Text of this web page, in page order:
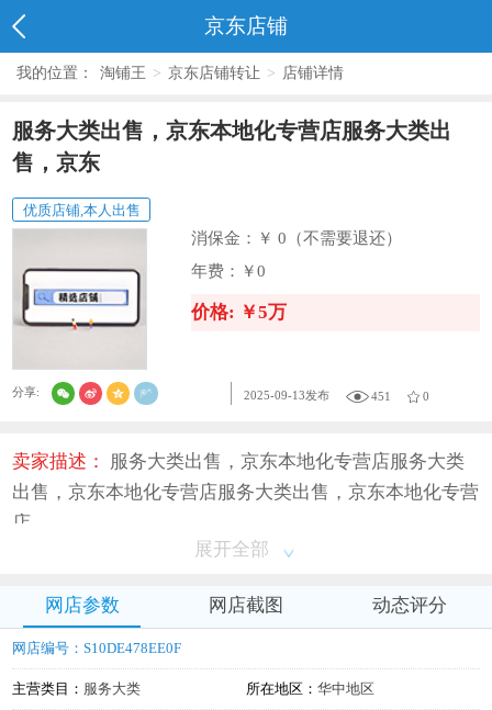
京东店铺
我的位置： 淘铺王 > 京东店铺转让 > 店铺详情
服务大类出售，京东本地化专营店服务大类出
售，京东
优质店铺,本人出售
消保金：
￥ 0（不需要退还）
年费：
￥0
价格: ￥5万
分享: 2025-09-13发布 451 0
卖家描述：
服务大类出售，京东本地化专营店服务大类
出售，京东本地化专营店服务大类出售，京东本地化专营
店
展开全部
网店参数 网店截图 动态评分
网店编号：S10DE478EE0F
主营类目： 服务大类 所在地区： 华中地区